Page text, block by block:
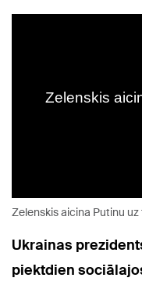
Zelenskis aicina Putinu
Ukrainas
piektdien